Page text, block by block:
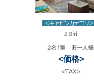
<キャビンカテゴリ>
28㎡
2名1室 お一人様
<価格>
<TAX>